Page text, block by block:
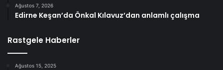
Ağustos 7, 2026
Edirne Keşan’da Önkal Kılavuz’dan anlamlı çalışma
Rastgele Haberler
Ağustos 15, 2025